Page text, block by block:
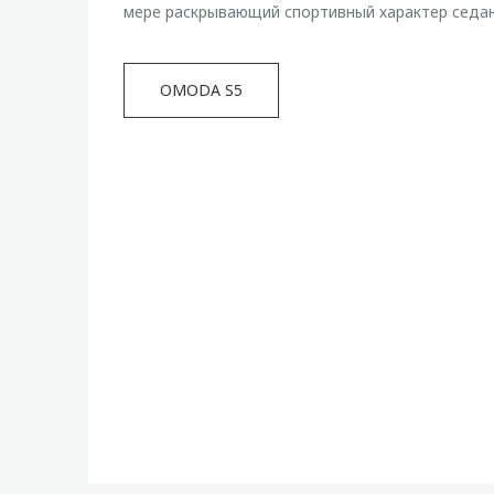
мере раскрывающий спортивный характер
OMODA S5